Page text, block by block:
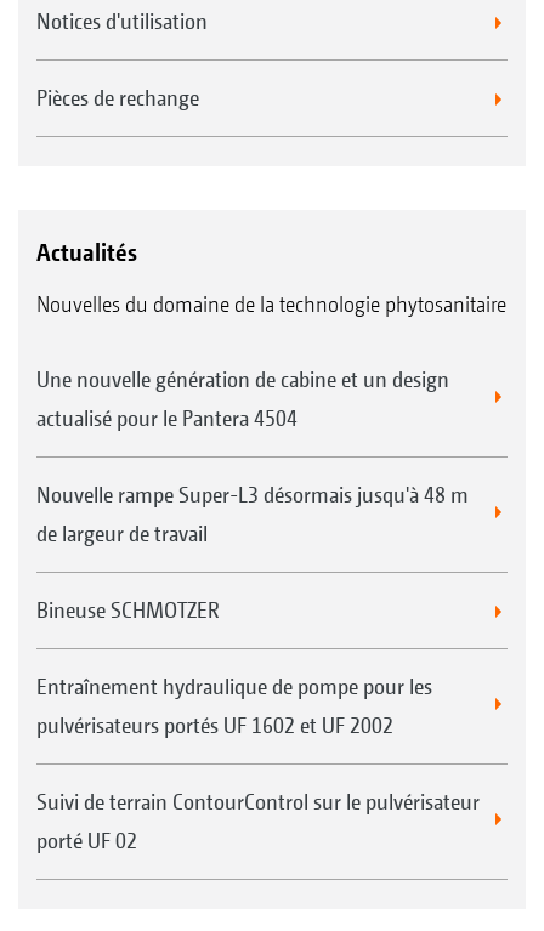
Notices d'utilisation
Pièces de rechange
Actualités
Nouvelles du domaine de la technologie phytosanitaire
Une nouvelle génération de cabine et un design
actualisé pour le Pantera 4504
Nouvelle rampe Super-L3 désormais jusqu'à 48 m
de largeur de travail
Bineuse SCHMOTZER
Entraînement hydraulique de pompe pour les
pulvérisateurs portés UF 1602 et UF 2002
Suivi de terrain ContourControl sur le pulvérisateur
porté UF 02